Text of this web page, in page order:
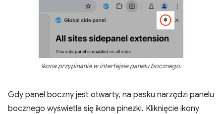
Ikona przypinania w interfejsie panelu bocznego.
Gdy panel boczny jest otwarty, na pasku narzędzi panelu
bocznego wyświetla się ikona pinezki. Kliknięcie ikony